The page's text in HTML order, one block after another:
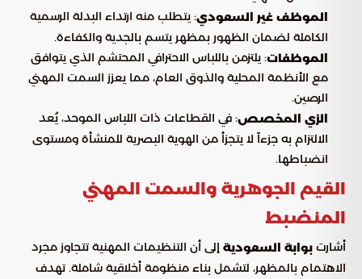
الموظف غير السعودي: يتطلب منه ارتداء البدلة الرسمية
الكاملة لضمان الظهور بمظهر يتسم بالجدية والكفاءة.
الموظفات: يلتزمن باللباس الاحترافي المحتشم الذي يتوافق
مع الأنظمة المحلية والذوق العام، مما يعزز السمت المهني
الرصين.
الزي المخصص: في القطاعات ذات اللباس الموحد، يُعد
الالتزام به جزءاً لا يتجزأ من الهوية البصرية للمنشأة ومستوى
انضباطها.
القيم الجوهرية والسمت المهني
المنضبط
أشارت بوابة السعودية إلى أن التنظيمات المهنية تتجاوز مجرد
الاهتمام بالمظهر، لتشمل بناء منظومة أخلاقية شاملة. تهدف